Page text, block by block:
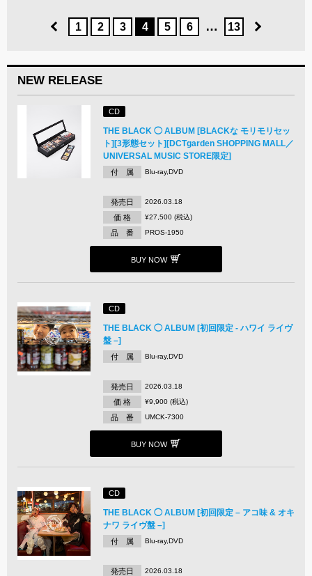
1 2 3 4 5 6 … 13
NEW RELEASE
CD
THE BLACK ◯ ALBUM [BLACKな モリモリセッ
ト][3形態セット][DCTgarden SHOPPING MALL／
UNIVERSAL MUSIC STORE限定]
付 属 Blu-ray,DVD
発売日 2026.03.18
価 格 ¥27,500 (税込)
品 番 PROS-1950
BUY NOW
CD
THE BLACK ◯ ALBUM [初回限定 - ハワイ ライヴ
盤 –]
付 属 Blu-ray,DVD
発売日 2026.03.18
価 格 ¥9,900 (税込)
品 番 UMCK-7300
BUY NOW
CD
THE BLACK ◯ ALBUM [初回限定 – アコ味 & オキ
ナワ ライヴ盤 –]
付 属 Blu-ray,DVD
発売日 2026.03.18